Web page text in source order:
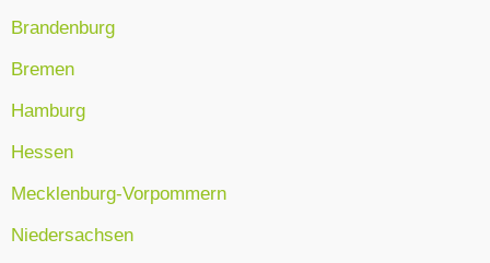
Brandenburg
Bremen
Hamburg
Hessen
Mecklenburg-Vorpommern
Niedersachsen